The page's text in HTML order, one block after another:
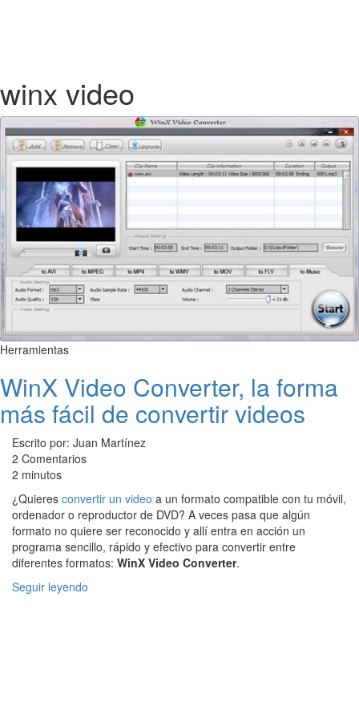
winx video
Herramientas
WinX Video Converter, la forma
más fácil de convertir videos
Escrito por: Juan Martínez
2 Comentarios
2 minutos
¿Quieres convertir un video a un formato compatible con tu móvil,
ordenador o reproductor de DVD? A veces pasa que algún
formato no quiere ser reconocido y allí entra en acción un
programa sencillo, rápido y efectivo para convertir entre
diferentes formatos: WinX Video Converter.
Seguir leyendo